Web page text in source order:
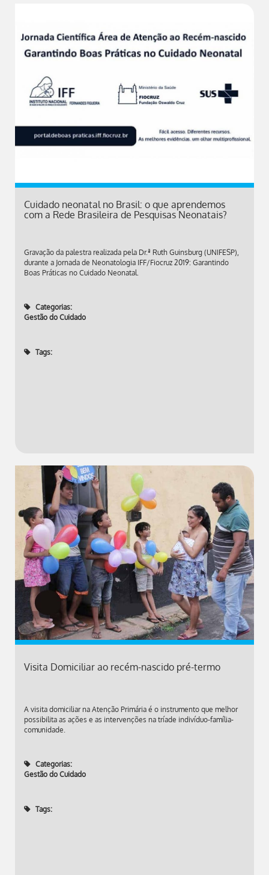
Cuidado neonatal no Brasil: o que aprendemos
com a Rede Brasileira de Pesquisas Neonatais?
Gravação da palestra realizada pela Dr.ª Ruth Guinsburg (UNIFESP),
durante a Jornada de Neonatologia IFF/Fiocruz 2019: Garantindo
Boas Práticas no Cuidado Neonatal.
Categorias:
Gestão do Cuidado
Tags:
Visita Domiciliar ao recém-nascido pré-termo
A visita domiciliar na Atenção Primária é o instrumento que melhor
possibilita as ações e as intervenções na tríade indivíduo-família-
comunidade.
Categorias:
Gestão do Cuidado
Tags: